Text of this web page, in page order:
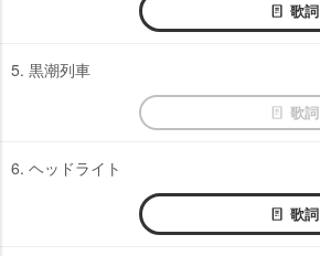
歌詞
5. 黒潮列車
歌詞
6. ヘッドライト
歌詞